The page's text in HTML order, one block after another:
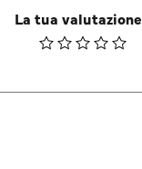
La tua valutazione